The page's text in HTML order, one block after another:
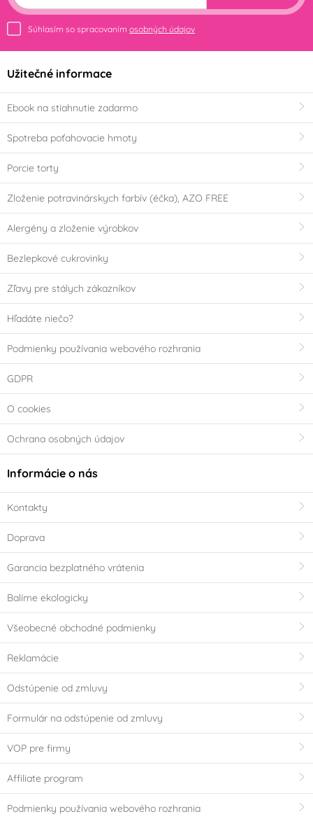
Súhlasím so spracovaním osobných údajov
Užitečné informace
Ebook na stiahnutie zadarmo
Spotreba poťahovacie hmoty
Porcie torty
Zloženie potravinárskych farbív (éčka), AZO FREE
Alergény a zloženie výrobkov
Bezlepkové cukrovinky
Zľavy pre stálych zákazníkov
Hľadáte niečo?
Podmienky používania webového rozhrania
GDPR
O cookies
Ochrana osobných údajov
Informácie o nás
Kontakty
Doprava
Garancia bezplatného vrátenia
Balíme ekologicky
Všeobecné obchodné podmienky
Reklamácie
Odstúpenie od zmluvy
Formulár na odstúpenie od zmluvy
VOP pre firmy
Affiliate program
Podmienky používania webového rozhrania